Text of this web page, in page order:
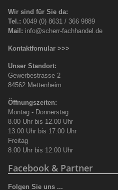
Wir sind für Sie da:
Tel.: 0049 (0) 8631 / 366 9889
Mail: info@scherr-fachhandel.de
Kontaktfomular >>>
Unser Standort:
Gewerbestrasse 2
84562 Mettenheim
Öffnungszeiten:
Montag - Donnerstag
8.00 Uhr bis 12.00 Uhr
13.00 Uhr bis 17.00 Uhr
Freitag
8.00 Uhr bis 12.00 Uhr
Facebook & Partner
Folgen Sie uns ...